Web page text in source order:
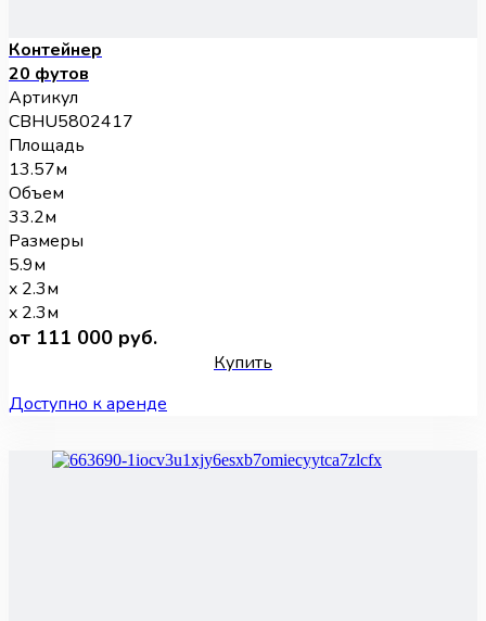
Контейнер
20 футов
Артикул
CBHU5802417
Площадь
13.57м
Объем
33.2м
Размеры
5.9м
x 2.3м
x 2.3м
от 111 000 руб.
Купить
Доступно к аренде